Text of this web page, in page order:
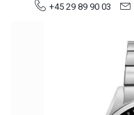
+45 29 89 90 03